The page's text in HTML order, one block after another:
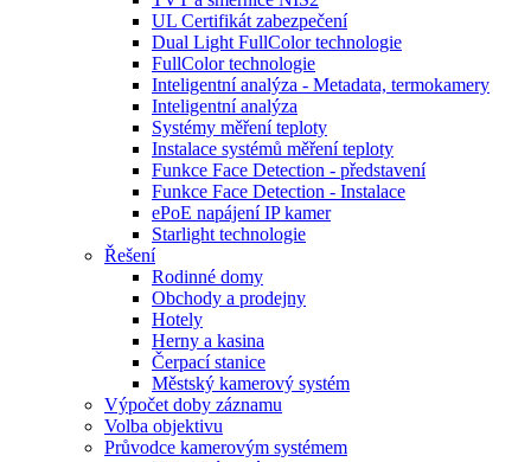
UL Certifikát zabezpečení
Dual Light FullColor technologie
FullColor technologie
Inteligentní analýza - Metadata, termokamery
Inteligentní analýza
Systémy měření teploty
Instalace systémů měření teploty
Funkce Face Detection - představení
Funkce Face Detection - Instalace
ePoE napájení IP kamer
Starlight technologie
Řešení
Rodinné domy
Obchody a prodejny
Hotely
Herny a kasina
Čerpací stanice
Městský kamerový systém
Výpočet doby záznamu
Volba objektivu
Průvodce kamerovým systémem